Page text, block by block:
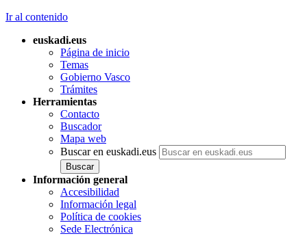
Ir al contenido
euskadi.eus
Página de inicio
Temas
Gobierno Vasco
Trámites
Herramientas
Contacto
Buscador
Mapa web
Buscar en euskadi.eus
Información general
Accesibilidad
Información legal
Política de cookies
Sede Electrónica